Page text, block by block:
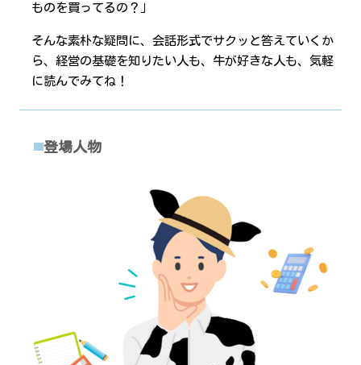
ものを買ってるの？」
そんな素朴な疑問に、会話形式でサクッと答えていくか
ら、経営の基礎を知りたい人も、牛が好きな人も、気軽
に読んでみてね！
登場人物